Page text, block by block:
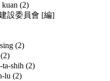
(2)
設委員會 [編]
(2)
(2)
shih (2)
lu (2)